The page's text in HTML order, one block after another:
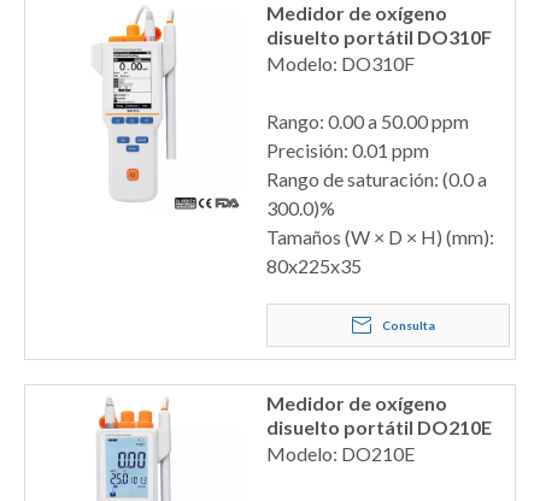
Medidor de oxígeno
disuelto portátil DO310F
Modelo: DO310F
Rango: 0.00 a 50.00 ppm
Precisión: 0.01 ppm
Rango de saturación: (0.0 a
300.0)%
Tamaños (W × D × H) (mm):
80x225x35
Consulta
Medidor de oxígeno
disuelto portátil DO210E
Modelo: DO210E